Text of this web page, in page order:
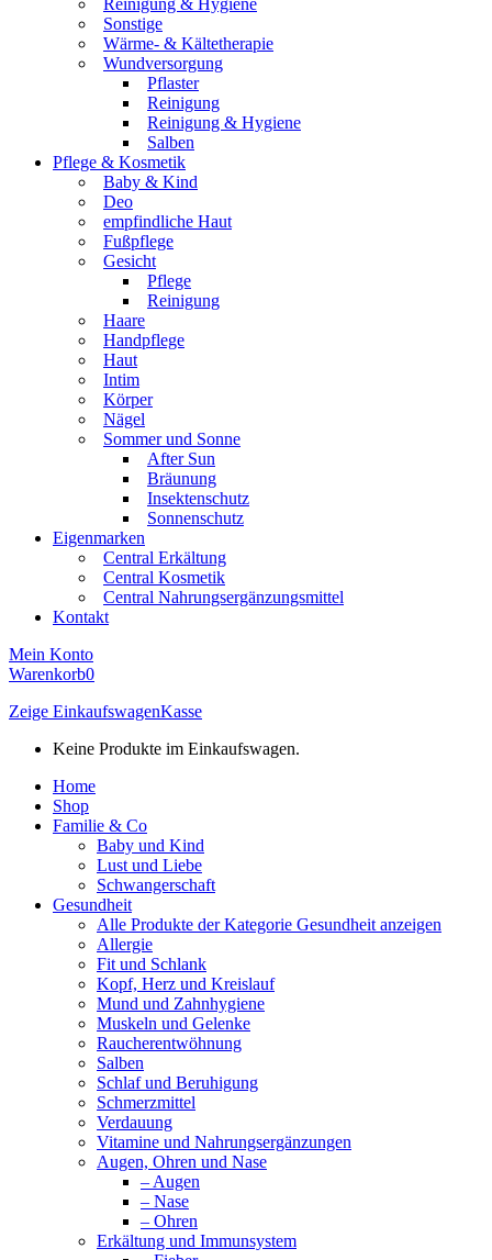
Sonstige
Wärme- & Kältetherapie
Wundversorgung
Pflaster
Reinigung
Reinigung & Hygiene
Salben
Pflege & Kosmetik
Baby & Kind
Deo
empfindliche Haut
Fußpflege
Gesicht
Pflege
Reinigung
Haare
Handpflege
Haut
Intim
Körper
Nägel
Sommer und Sonne
After Sun
Bräunung
Insektenschutz
Sonnenschutz
Eigenmarken
Central Erkältung
Central Kosmetik
Central Nahrungsergänzungsmittel
Kontakt
Mein Konto
Warenkorb0
Zeige EinkaufswagenKasse
Keine Produkte im Einkaufswagen.
Home
Shop
Familie & Co
Baby und Kind
Lust und Liebe
Schwangerschaft
Gesundheit
Alle Produkte der Kategorie Gesundheit anzeigen
Allergie
Fit und Schlank
Kopf, Herz und Kreislauf
Mund und Zahnhygiene
Muskeln und Gelenke
Raucherentwöhnung
Salben
Schlaf und Beruhigung
Schmerzmittel
Verdauung
Vitamine und Nahrungsergänzungen
Augen, Ohren und Nase
– Augen
– Nase
– Ohren
Erkältung und Immunsystem